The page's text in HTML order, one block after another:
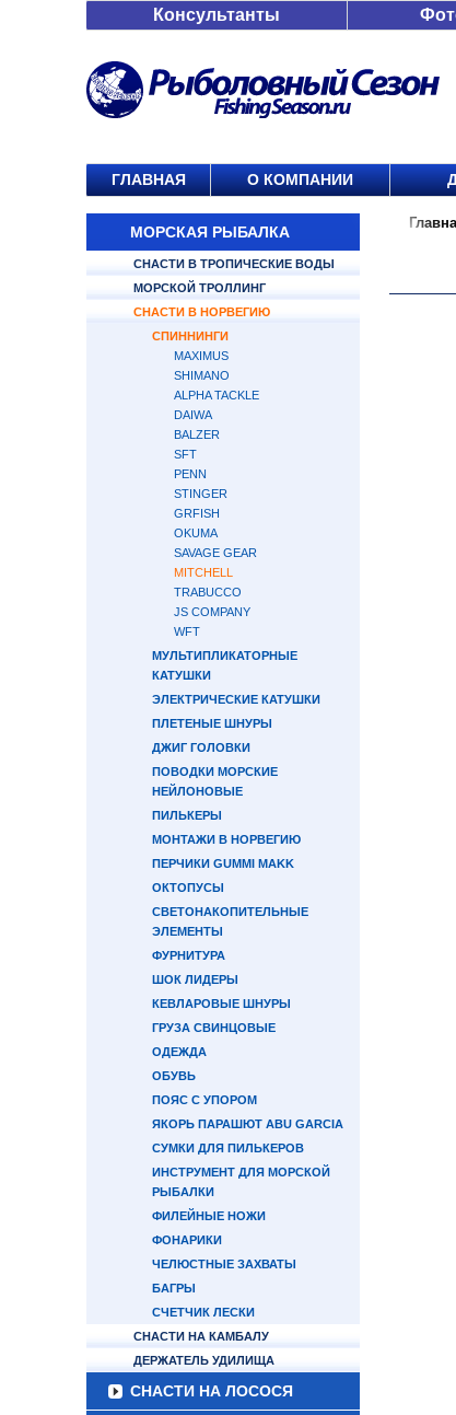
Консультанты
ГЛАВНАЯ О КОМПАНИИ
МОРСКАЯ РЫБАЛКА
СНАСТИ В ТРОПИЧЕСКИЕ ВОДЫ
МОРСКОЙ ТРОЛЛИНГ
СНАСТИ В НОРВЕГИЮ
СПИННИНГИ
MAXIMUS
SHIMANO
ALPHA TACKLE
DAIWA
BALZER
SFT
PENN
STINGER
GRFISH
OKUMA
SAVAGE GEAR
MITCHELL
TRABUCCO
JS COMPANY
WFT
МУЛЬТИПЛИКАТОРНЫЕ
КАТУШКИ
ЭЛЕКТРИЧЕСКИЕ КАТУШКИ
ПЛЕТЕНЫЕ ШНУРЫ
ДЖИГ ГОЛОВКИ
ПОВОДКИ МОРСКИЕ
НЕЙЛОНОВЫЕ
ПИЛЬКЕРЫ
МОНТАЖИ В НОРВЕГИЮ
ПЕРЧИКИ GUMMI MAKK
ОКТОПУСЫ
СВЕТОНАКОПИТЕЛЬНЫЕ
ЭЛЕМЕНТЫ
ФУРНИТУРА
ШОК ЛИДЕРЫ
КЕВЛАРОВЫЕ ШНУРЫ
ГРУЗА СВИНЦОВЫЕ
ОДЕЖДА
ОБУВЬ
ПОЯС С УПОРОМ
ЯКОРЬ ПАРАШЮТ ABU GARCIA
СУМКИ ДЛЯ ПИЛЬКЕРОВ
ИНСТРУМЕНТ ДЛЯ МОРСКОЙ
РЫБАЛКИ
ФИЛЕЙНЫЕ НОЖИ
ФОНАРИКИ
ЧЕЛЮСТНЫЕ ЗАХВАТЫ
БАГРЫ
СЧЕТЧИК ЛЕСКИ
СНАСТИ НА КАМБАЛУ
ДЕРЖАТЕЛЬ УДИЛИЩА
СНАСТИ НА ЛОСОСЯ